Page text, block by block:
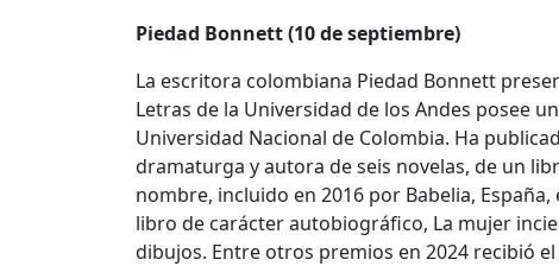
Piedad Bonnett (10 de septiembre)
La escritora colombiana Piedad Bonnett
Letras de la Universidad de los Andes posee
Universidad Nacional de Colombia. Ha
dramaturga y autora de seis novelas, de un
nombre, incluido en 2016 por Babelia,
libro de carácter autobiográfico, La mujer
dibujos. Entre otros premios en 2024 recibió